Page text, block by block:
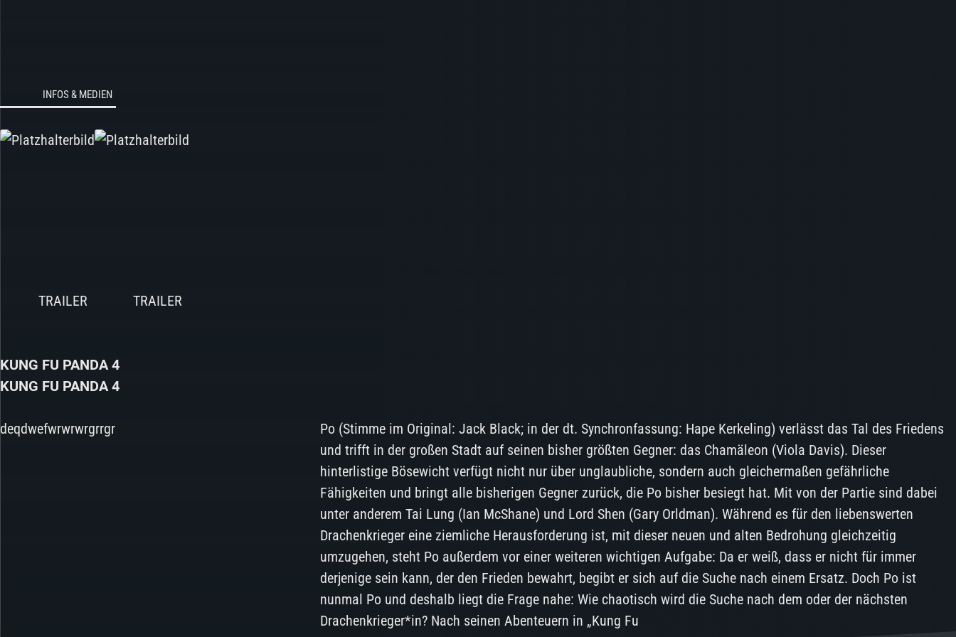
INFOS & MEDIEN
KUNG FU PANDA 4
KUNG FU PANDA 4
deqdwefwrwrwrgrrgr
Po (Stimme im Original: Jack Black; in der dt. Synchronfassung: Hape Kerkeling) verlässt das Tal des Friedens
und trifft in der großen Stadt auf seinen bisher größten Gegner: das Chamäleon (Viola Davis). Dieser
hinterlistige Bösewicht verfügt nicht nur über unglaubliche, sondern auch gleichermaßen gefährliche
Fähigkeiten und bringt alle bisherigen Gegner zurück, die Po bisher besiegt hat. Mit von der Partie sind dabei
unter anderem Tai Lung (Ian McShane) und Lord Shen (Gary Orldman). Während es für den liebenswerten
Drachenkrieger eine ziemliche Herausforderung ist, mit dieser neuen und alten Bedrohung gleichzeitig
umzugehen, steht Po außerdem vor einer weiteren wichtigen Aufgabe: Da er weiß, dass er nicht für immer
derjenige sein kann, der den Frieden bewahrt, begibt er sich auf die Suche nach einem Ersatz. Doch Po ist
nunmal Po und deshalb liegt die Frage nahe: Wie chaotisch wird die Suche nach dem oder der nächsten
Drachenkrieger*in? Nach seinen Abenteuern in „Kung Fu